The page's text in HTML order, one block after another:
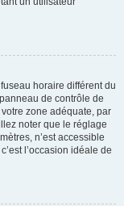
horaire différent du
de contrôle de
zone adéquate, par
noter que le réglage
n’est accessible
l’occasion idéale de